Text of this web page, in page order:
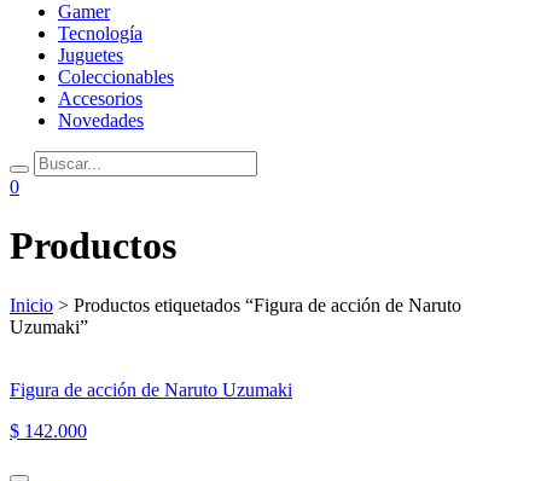
Gamer
Tecnología
Juguetes
Coleccionables
Accesorios
Novedades
0
Productos
Inicio > Productos etiquetados “Figura de acción de Naruto
Uzumaki”
Figura de acción de Naruto Uzumaki
$ 142.000